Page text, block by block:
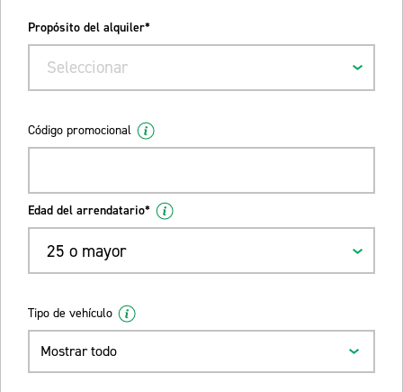
Propósito del alquiler*
Seleccionar
Código promocional
Edad del arrendatario*
25 o mayor
Tipo de vehículo
Mostrar todo